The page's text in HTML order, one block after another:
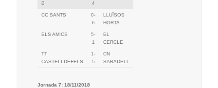
B
4
CC SANTS
0-
6
LLUÏSOS
HORTA
ELS AMICS
5-
1
EL
CERCLE
TT
CASTELLDEFELS
1-
5
CN
SABADELL
Jornada 7: 18/11/2018